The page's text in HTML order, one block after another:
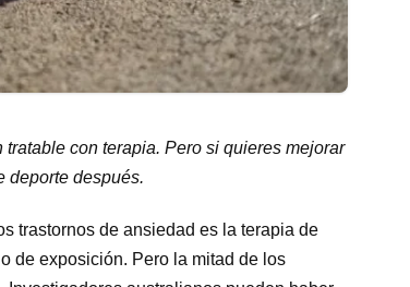
con terapia. Pero si quieres mejorar
deporte después.
trastornos de ansiedad es la terapia de
de exposición. Pero la mitad de los